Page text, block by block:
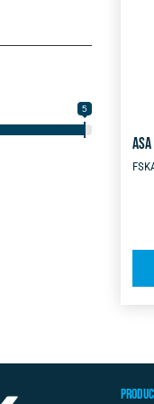
5